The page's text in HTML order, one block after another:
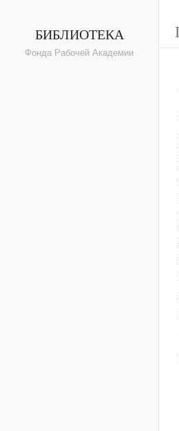
БИБЛИОТЕКА
Фонда Рабочей Академии